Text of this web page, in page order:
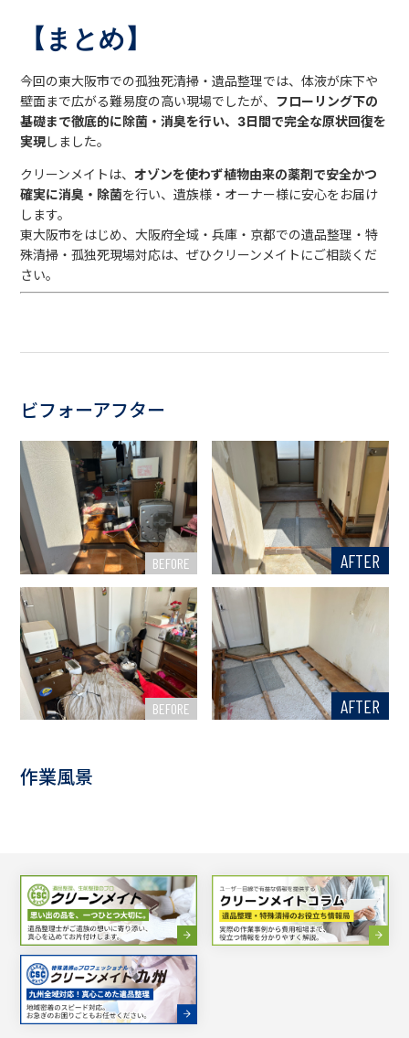
【まとめ】
今回の東大阪市での孤独死清掃・遺品整理では、体液が床下や
壁面まで広がる難易度の高い現場でしたが、 フローリング下の
基礎まで徹底的に除菌・消臭を行い、3日間で完全な原状回復を
実現しました。
クリーンメイトは、オゾンを使わず植物由来の薬剤で安全かつ
確実に消臭・除菌を行い、遺族様・オーナー様に安心をお届け
します。
東大阪市をはじめ、大阪府全域・兵庫・京都での遺品整理・特
殊清掃・孤独死現場対応は、ぜひクリーンメイトにご相談くだ
さい。
ビフォーアフター
BEFORE AFTER
BEFORE AFTER
作業風景